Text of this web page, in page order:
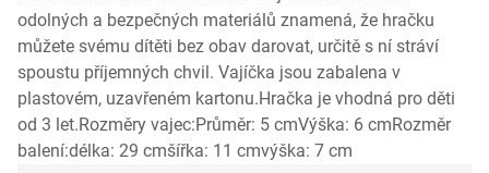
odolných a bezpečných materiálů znamená, že hračku
můžete svému dítěti bez obav darovat, určitě s ní stráví
spoustu příjemných chvil. Vajíčka jsou zabalena v
plastovém, uzavřeném kartonu.Hračka je vhodná pro děti
od 3 let.Rozměry vajec:Průměr: 5 cmVýška: 6 cmRozměr
balení:délka: 29 cmšířka: 11 cmvýška: 7 cm